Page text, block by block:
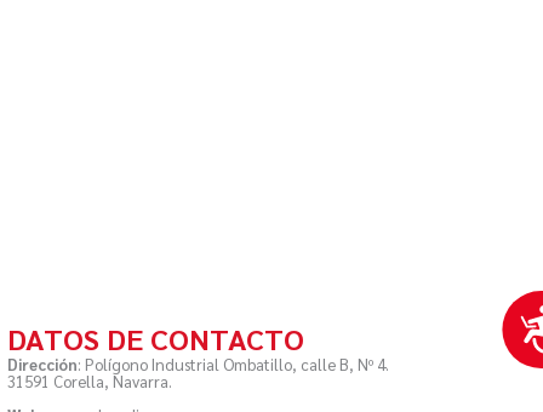
DATOS DE CONTACTO
Dirección: Polígono Industrial Ombatillo, calle B, Nº 4.
31591 Corella, Navarra.